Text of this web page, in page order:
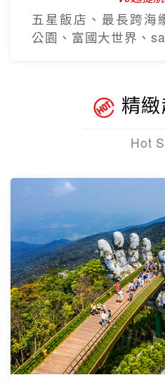
五星飯店、最長跨海
公園、富國大世界、
精
Hot